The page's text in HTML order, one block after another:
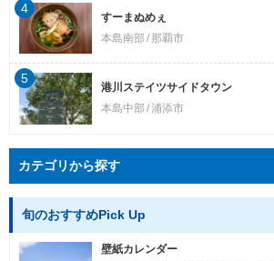
すーまぬめぇ
本島南部
那覇市
4
港川ステイツサイドタウン
本島中部 浦添市
5
カテゴリから探す
旬のおすすめPick Up
壁紙カレンダー